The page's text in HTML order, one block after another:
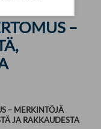
–
– MERKINTÖJÄ
JA RAKKAUDESTA